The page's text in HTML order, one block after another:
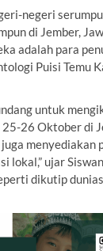
negeri
di Jember,
adalah para
Puisi Temu
untuk
26 Oktober di
menyediakan
lokal,” ujar
dikutip